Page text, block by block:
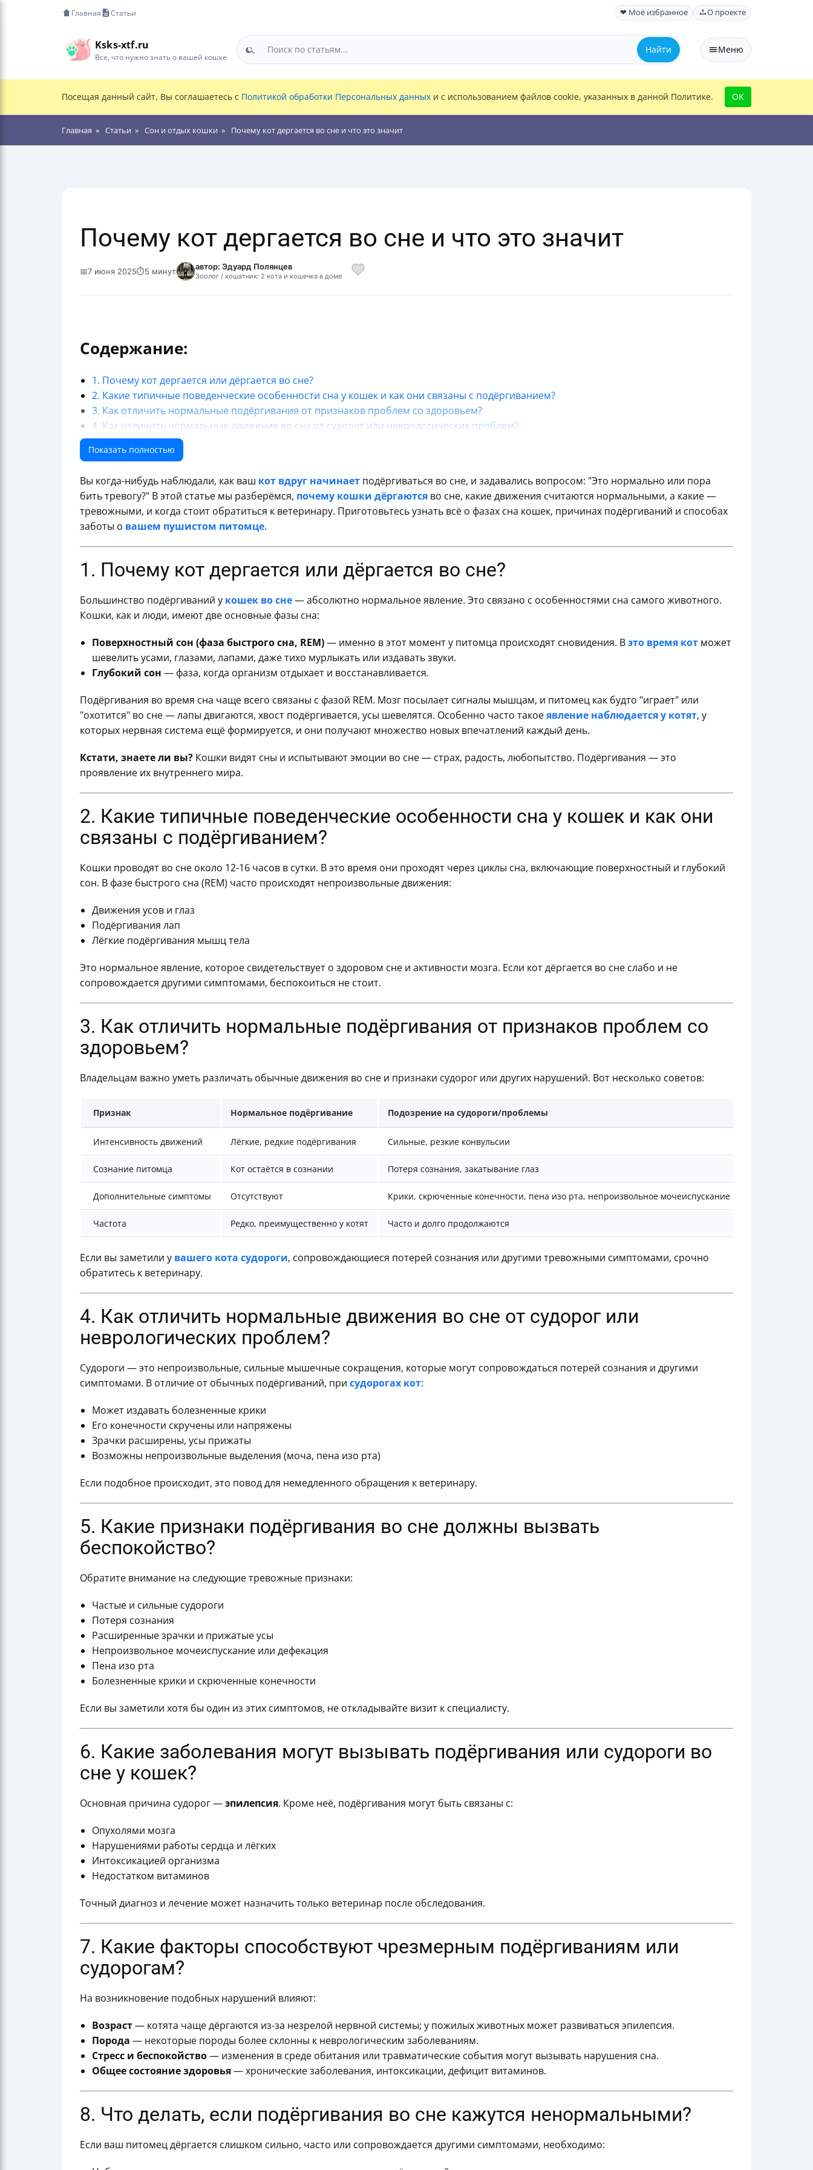
Главная Статьи ❤ Моё избранное О проекте
Ksks-xtf.ru
Все, что нужно знать о вашей кошке
Найти Меню
Посещая данный сайт, Вы соглашаетесь с Политикой обработки Персональных данных и с использованием файлов cookie, указанных в данной Политике. OK
Главная Статьи Сон и отдых кошки Почему кот дергается во сне и что это значит
Почему кот дергается во сне и что это значит
📅7 июня 2025⏱5 минут автор: Эдуард Полянцев
Зоолог / кошатник: 2 кота и кошечка в доме
Содержание:
1. Почему кот дергается или дёргается во сне?
2. Какие типичные поведенческие особенности сна у кошек и как они связаны с подёргиванием?
3. Как отличить нормальные подёргивания от признаков проблем со здоровьем?
4. Как отличить нормальные движения во сне от судорог или неврологических проблем?
5. Какие признаки подёргивания во сне должны вызвать беспокойство?
6. Какие заболевания могут вызывать подёргивания или судороги во сне у кошек?
8. Что делать, если подёргивания во сне кажутся ненормальными?
9. Как создать безопасную и комфортную среду для сна кошки?
Итог
Показать полностью
Вы когда-нибудь наблюдали, как ваш кот вдруг начинает подёргиваться во сне, и задавались вопросом: "Это нормально или пора
бить тревогу?" В этой статье мы разберёмся, почему кошки дёргаются во сне, какие движения считаются нормальными, а какие —
тревожными, и когда стоит обратиться к ветеринару. Приготовьтесь узнать всё о фазах сна кошек, причинах подёргиваний и способах
заботы о вашем пушистом питомце.
1. Почему кот дергается или дёргается во сне?
Большинство подёргиваний у кошек во сне— абсолютно нормальное явление. Это связано с особенностями сна самого животного.
Кошки, как и люди, имеют две основные фазы сна:
Поверхностный сон (фаза быстрого сна, REM)— именно в этот момент у питомца происходят сновидения. Вэто время кот может
шевелить усами, глазами, лапами, даже тихо мурлыкать или издавать звуки.
Глубокий сон — фаза, когда организм отдыхает и восстанавливается.
Подёргивания во время сна чаще всего связаны с фазой REM. Мозг посылает сигналы мышцам, и питомец как будто "играет" или
"охотится" во сне — лапы двигаются, хвост подёргивается, усы шевелятся. Особенно часто такоеявление наблюдается у котят, у
которых нервная система ещё формируется, и они получают множество новых впечатлений каждый день.
Кстати, знаете ли вы? Кошки видят сны и испытывают эмоции во сне — страх, радость, любопытство. Подёргивания — это
проявление их внутреннего мира.
2. Какие типичные поведенческие особенности сна у кошек и как они
связаны с подёргиванием?
Кошки проводят во сне около 12-16 часов в сутки. В это время они проходят через циклы сна, включающие поверхностный и глубокий
сон. В фазе быстрого сна (REM) часто происходят непроизвольные движения:
Движения усов и глаз
Подёргивания лап
Лёгкие подёргивания мышц тела
Это нормальное явление, которое свидетельствует о здоровом сне и активности мозга. Если кот дёргается во сне слабо и не
сопровождается другими симптомами, беспокоиться не стоит.
3. Как отличить нормальные подёргивания от признаков проблем со
здоровьем?
Владельцам важно уметь различать обычные движения во сне и признаки судорог или других нарушений. Вот несколько советов:
Признак Нормальное подёргивание Подозрение на судороги/проблемы
Интенсивность движений Лёгкие, редкие подёргивания Сильные, резкие конвульсии
Сознание питомца Кот остаётся в сознании Потеря сознания, закатывание глаз
Дополнительные симптомы Отсутствуют Крики, скрюченные конечности, пена изо рта, непроизвольное мочеиспускание
Частота Редко, преимущественно у котят Часто и долго продолжаются
Если вы заметили у вашего кота судороги, сопровождающиеся потерей сознания или другими тревожными симптомами, срочно
обратитесь к ветеринару.
4. Как отличить нормальные движения во сне от судорог или
неврологических проблем?
Судороги — это непроизвольные, сильные мышечные сокращения, которые могут сопровождаться потерей сознания и другими
симптомами. В отличие от обычных подёргиваний, при судорогах кот:
Может издавать болезненные крики
Его конечности скручены или напряжены
Зрачки расширены, усы прижаты
Возможны непроизвольные выделения (моча, пена изо рта)
Если подобное происходит, это повод для немедленного обращения к ветеринару.
5. Какие признаки подёргивания во сне должны вызвать
беспокойство?
Обратите внимание на следующие тревожные признаки:
Частые и сильные судороги
Потеря сознания
Расширенные зрачки и прижатые усы
Непроизвольное мочеиспускание или дефекация
Пена изо рта
Болезненные крики и скрюченные конечности
Если вы заметили хотя бы один из этих симптомов, не откладывайте визит к специалисту.
6. Какие заболевания могут вызывать подёргивания или судороги во
сне у кошек?
Основная причина судорог —эпилепсия. Кроме неё, подёргивания могут быть связаны с:
Опухолями мозга
Нарушениями работы сердца и лёгких
Интоксикацией организма
Недостатком витаминов
Точный диагноз и лечение может назначить только ветеринар после обследования.
7. Какие факторы способствуют чрезмерным подёргиваниям или
судорогам?
На возникновение подобных нарушений влияют:
Возраст— котята чаще дёргаются из-за незрелой нервной системы; у пожилых животных может развиваться эпилепсия.
Порода — некоторые породы более склонны к неврологическим заболеваниям.
Стресс и беспокойство— изменения в среде обитания или травматические события могут вызывать нарушения сна.
Общее состояние здоровья— хронические заболевания, интоксикации, дефицит витаминов.
8. Что делать, если подёргивания во сне кажутся ненормальными?
Если ваш питомец дёргается слишком сильно, часто или сопровождается другими симптомами, необходимо: